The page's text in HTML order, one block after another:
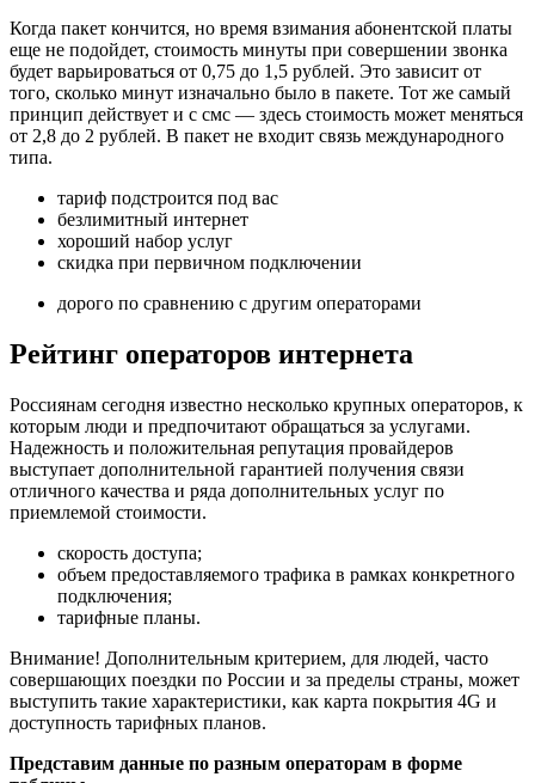
Когда пакет кончится, но время взимания абонентской платы
еще не подойдет, стоимость минуты при совершении звонка
будет варьироваться от 0,75 до 1,5 рублей. Это зависит от
того, сколько минут изначально было в пакете. Тот же самый
принцип действует и с смс — здесь стоимость может меняться
от 2,8 до 2 рублей. В пакет не входит связь международного
типа.
тариф подстроится под вас
безлимитный интернет
хороший набор услуг
скидка при первичном подключении
дорого по сравнению с другим операторами
Рейтинг операторов интернета
Россиянам сегодня известно несколько крупных операторов, к
которым люди и предпочитают обращаться за услугами.
Надежность и положительная репутация провайдеров
выступает дополнительной гарантией получения связи
отличного качества и ряда дополнительных услуг по
приемлемой стоимости.
скорость доступа;
объем предоставляемого трафика в рамках конкретного
подключения;
тарифные планы.
Внимание! Дополнительным критерием, для людей, часто
совершающих поездки по России и за пределы страны, может
выступить такие характеристики, как карта покрытия 4G и
доступность тарифных планов.
Представим данные по разным операторам в форме